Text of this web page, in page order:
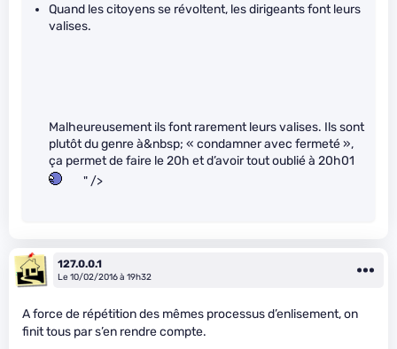
Quand les citoyens se révoltent, les dirigeants font leurs
valises.
Malheureusement ils font rarement leurs valises. Ils sont
plutôt du genre à&nbsp; « condamner avec fermeté »,
ça permet de faire le 20h et d’avoir tout oublié à 20h01
" />
127.0.0.1
Le 10/02/2016 à 19h32
A force de répétition des mêmes processus d’enlisement, on
finit tous par s’en rendre compte.